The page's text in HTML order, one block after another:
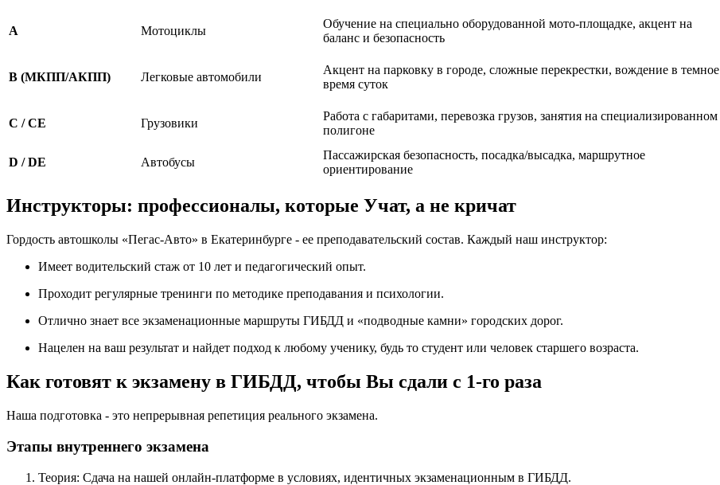
А Мотоциклы
Обучение на специально оборудованной мото-площадке, акцент на
баланс и безопасность
B (МКПП/АКПП) Легковые автомобили
Акцент на парковку в городе, сложные перекрестки, вождение в темное
время суток
C / CE Грузовики
Работа с габаритами, перевозка грузов, занятия на специализированном
полигоне
D / DE Автобусы
Пассажирская безопасность, посадка/высадка, маршрутное
ориентирование
Инструкторы: профессионалы, которые Учат, а не кричат
Гордость автошколы «Пегас-Авто» в Екатеринбурге - ее преподавательский состав. Каждый наш инструктор:
Имеет водительский стаж от 10 лет и педагогический опыт.
Проходит регулярные тренинги по методике преподавания и психологии.
Отлично знает все экзаменационные маршруты ГИБДД и «подводные камни» городских дорог.
Нацелен на ваш результат и найдет подход к любому ученику, будь то студент или человек старшего возраста.
Как готовят к экзамену в ГИБДД, чтобы Вы сдали с 1-го раза
Наша подготовка - это непрерывная репетиция реального экзамена.
Этапы внутреннего экзамена
Теория: Сдача на нашей онлайн-платформе в условиях, идентичных экзаменационным в ГИБДД.